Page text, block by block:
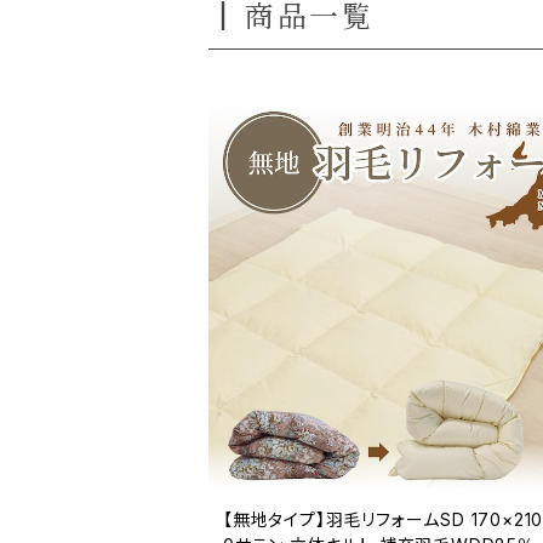
商品一覧
【無地タイプ】羽毛リフォームSD